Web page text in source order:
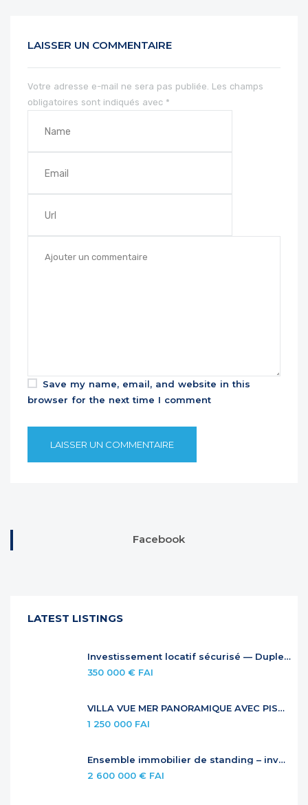
LAISSER UN COMMENTAIRE
Votre adresse e-mail ne sera pas publiée. Les champs
obligatoires sont indiqués avec *
Save my name, email, and website in this
browser for the next time I comment
Facebook
LATEST LISTINGS
Investissement locatif sécurisé — Duplex à Anse Marcel
350 000 € FAI
VILLA VUE MER PANORAMIQUE AVEC PISCINE À DÉBORDEMENT
1 250 000 FAI
Ensemble immobilier de standing – investissement locatif premium
2 600 000 € FAI